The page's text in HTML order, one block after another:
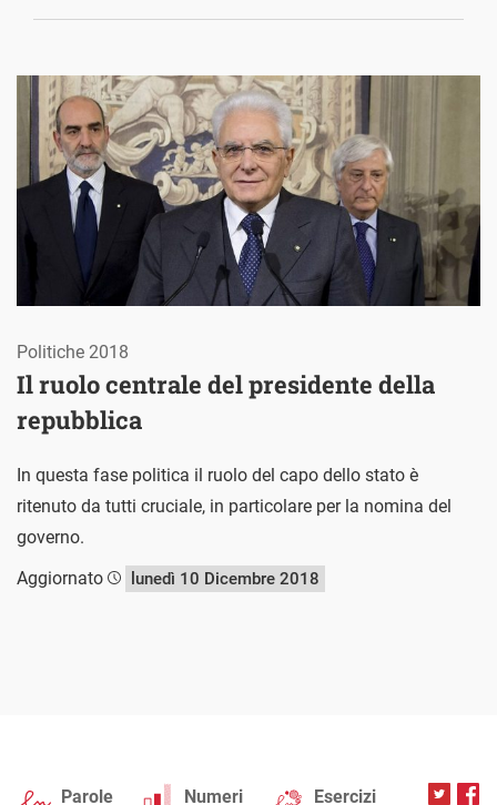
Il ruolo centrale del presidente della
repubblica
Politiche 2018
In questa fase politica il ruolo del capo dello stato è
ritenuto da tutti cruciale, in particolare per la nomina del
governo.
Aggiornato
lunedì 10 Dicembre 2018
Parole Numeri Esercizi